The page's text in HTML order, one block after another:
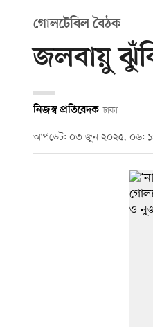
গোলটেবিল বৈঠক
জলবায়ু
নিজস্ব প্রতিবেদক ঢাকা
আপডেট: ০৩ জুন ২০২৫, ০৬: